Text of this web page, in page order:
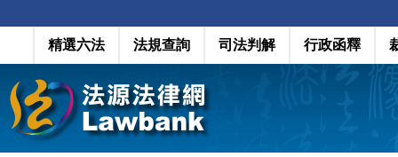
精選六法 法規查詢 司法判解 行政函釋